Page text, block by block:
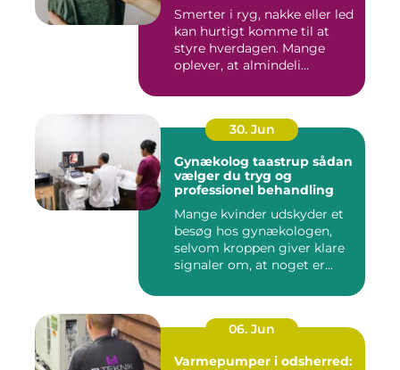
Smerter i ryg, nakke eller led
kan hurtigt komme til at
styre hverdagen. Mange
oplever, at almindeli...
30. Jun
Gynækolog taastrup sådan
vælger du tryg og
professionel behandling
Mange kvinder udskyder et
besøg hos gynækologen,
selvom kroppen giver klare
signaler om, at noget er...
06. Jun
Varmepumper i odsherred: